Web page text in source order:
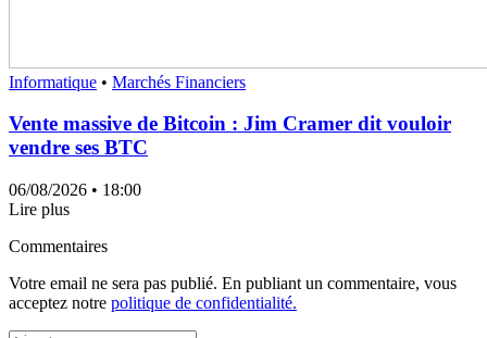
Informatique • Marchés Financiers
Vente massive de Bitcoin : Jim Cramer dit vouloir
vendre ses BTC
06/08/2026 • 18:00
Lire plus
Commentaires
Votre email ne sera pas publié. En publiant un commentaire, vous
acceptez notre politique de confidentialité.